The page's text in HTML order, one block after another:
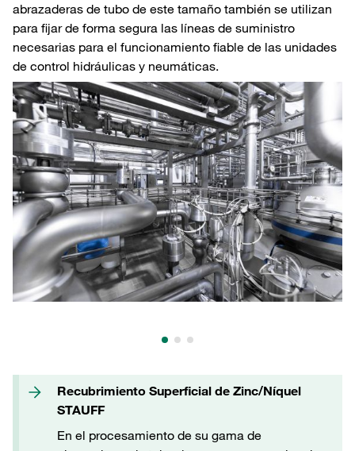
abrazaderas de tubo de este tamaño también se utilizan
para fijar de forma segura las líneas de suministro
necesarias para el funcionamiento fiable de las unidades
de control hidráulicas y neumáticas.
Recubrimiento Superficial de Zinc/Níquel
STAUFF
En el procesamiento de su gama de